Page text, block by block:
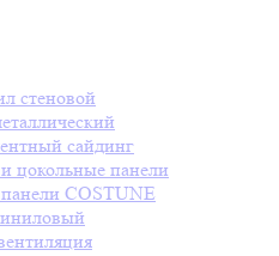
стеновой
сайдинг
цокольные панели
COSTUNE